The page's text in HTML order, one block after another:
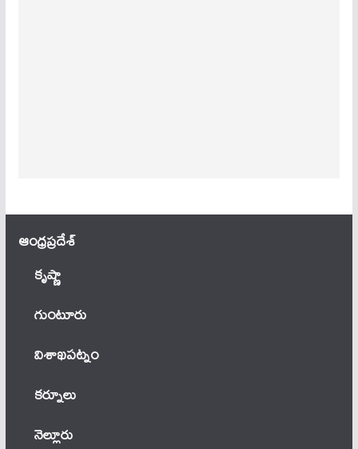
ఆంధ్ర‌ప్ర‌దేశ్
కృష్ణా
గుంటూరు
విశాఖపట్నం
కర్నూలు
నెల్లూరు